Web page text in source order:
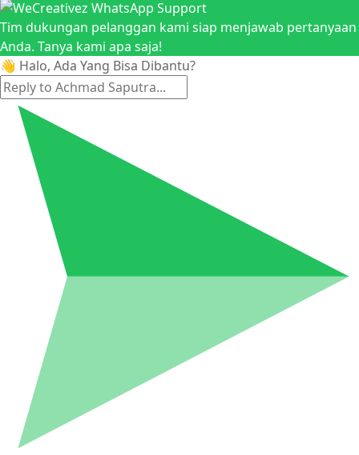
Tim dukungan pelanggan kami siap menjawab pertanyaan
Anda. Tanya kami apa saja!
👋 Halo, Ada Yang Bisa Dibantu?